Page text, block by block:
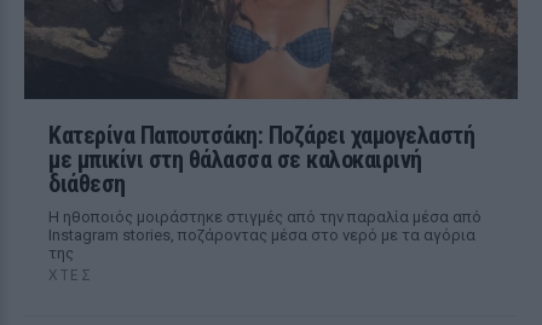
Κατερίνα Παπουτσάκη: Ποζάρει χαμογελαστή
με μπικίνι στη θάλασσα σε καλοκαιρινή
διάθεση
Η ηθοποιός μοιράστηκε στιγμές από την παραλία μέσα από
Instagram stories, ποζάροντας μέσα στο νερό με τα αγόρια
της
ΧΤΕΣ